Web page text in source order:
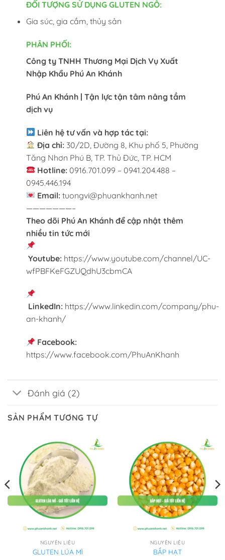
ĐỐI TƯỢNG SỬ DỤNG GLUTEN NGÔ:
Gia súc, gia cầm, thủy sản
PHÂN PHỐI:
Công ty TNHH Thương Mại Dịch Vụ Xuất
Nhập Khẩu Phú An Khánh
Phú An Khánh | Tận lực tận tâm nâng tầm
dịch vụ
Liên hệ tư vấn và hợp tác tại:
Địa chỉ: 30/2D, Đường 8, Khu phố 5, Phường
Tăng Nhơn Phú B, TP. Thủ Đức, TP. HCM
Hotline: 0916.701.099 – 0941.204.488 –
0945.446.194
Email: tuongvi@phuankhanh.net
———————–
Theo dõi Phú An Khánh để cập nhật thêm
nhiều tin tức mới
Youtube:https://www.youtube.com/channel/UC-
wfPBFKeFGZUQdhU3cbmCA
LinkedIn:https://www.linkedin.com/company/phu-
an-khanh/
Facebook:
https://www.facebook.com/PhuAnKhanh
Đánh giá (2)
SẢN PHẨM TƯƠNG TỰ
NGUYÊN LIỆU
GLUTEN LÚA MÌ
NGUYÊN LIỆU
BẮP HẠT